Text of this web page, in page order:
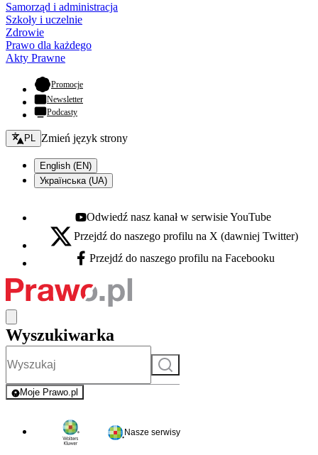
Samorząd i administracja
Szkoły i uczelnie
Zdrowie
Prawo dla każdego
Akty Prawne
Promocje- otwiera się w nowej karcie
Newsletter
Podcasty
Zmień język - bieżący:
PL Zmień język strony
English (EN)
Українська (UA)
Youtube - otwiera się w nowej karcie
Odwiedź nasz kanał w serwisie YouTube
X - otwiera się w nowej karcie
Przejdź do naszego profilu na X (dawniej Twitter)
Facebook - otwiera się w nowej karcie
Przejdź do naszego profilu na Facebooku
Wyszukiwarka
Szukaj
Moje Prawo.pl
- rejestracja i logowanie do serwisu
Nasze serwisy